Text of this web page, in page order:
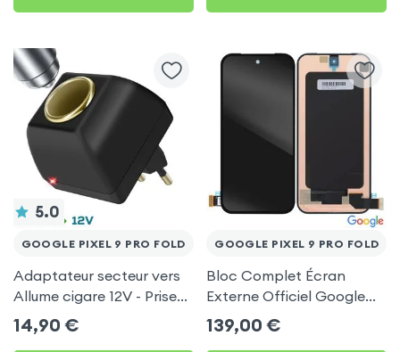
5.0
GOOGLE PIXEL 9 PRO FOLD
Adaptateur secteur vers
Allume cigare 12V - Prise
220V Noir
14,90 €
GOOGLE PIXEL 9 PRO FOLD
Bloc Complet Écran
Externe Officiel Google
pour Google Pixel 9 Pro
Fold
139,00 €